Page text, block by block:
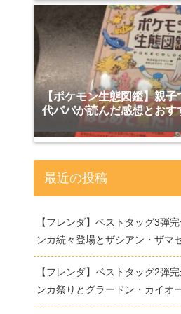
【ポケモン生態図鑑】親
代パパが読んだ感想とおす
最近の投稿
【フレンダ】ベストタッグ3弾
ンカ続々登場とザシアン・ザマ
【フレンダ】ベストタッグ2弾
ンカ祭りとグラードン・カイオ